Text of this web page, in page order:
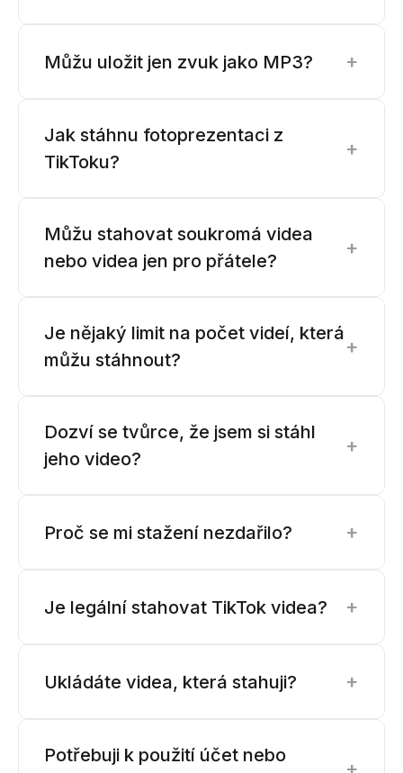
Můžu uložit jen zvuk jako MP3? +
Jak stáhnu fotoprezentaci z
TikToku?
+
Můžu stahovat soukromá videa
nebo videa jen pro přátele?
+
Je nějaký limit na počet videí, která
můžu stáhnout?
+
Dozví se tvůrce, že jsem si stáhl
jeho video?
+
Proč se mi stažení nezdařilo? +
Je legální stahovat TikTok videa? +
Ukládáte videa, která stahuji? +
Potřebuji k použití účet nebo
+